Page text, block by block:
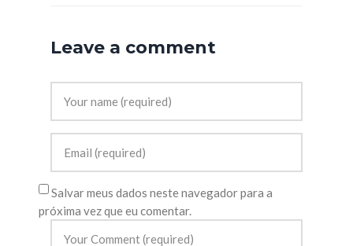
Leave a comment
Salvar meus dados neste navegador para a
próxima vez que eu comentar.